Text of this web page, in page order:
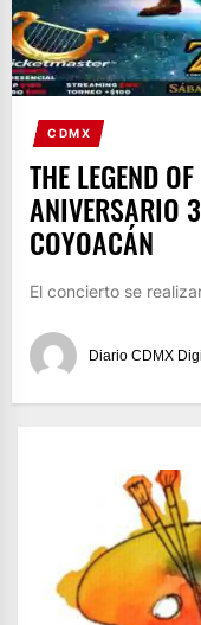
CDMX
THE LEGEND
ANIVERSARIO
COYOACÁN
El concierto se
Diario CDMX